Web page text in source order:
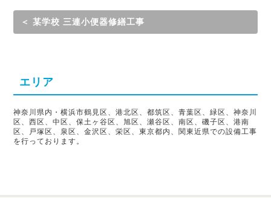
＜ 某学校 三連小便器修繕工事
エリア
神奈川県内・横浜市鶴見区、港北区、都筑区、青葉区、緑区、神奈川
区、西区、中区、保土ヶ谷区、旭区、瀬谷区、南区、磯子区、港南
区、戸塚区、泉区、金沢区、栄区、東京都内、関東近県での設備工事
を行っております。